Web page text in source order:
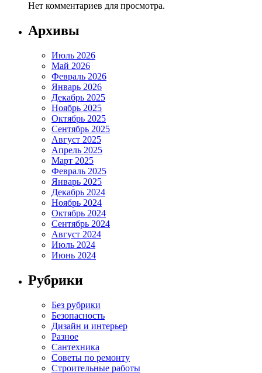
Нет комментариев для просмотра.
Архивы
Июль 2026
Май 2026
Февраль 2026
Январь 2026
Декабрь 2025
Ноябрь 2025
Октябрь 2025
Сентябрь 2025
Август 2025
Апрель 2025
Март 2025
Февраль 2025
Январь 2025
Декабрь 2024
Ноябрь 2024
Октябрь 2024
Сентябрь 2024
Август 2024
Июль 2024
Июнь 2024
Рубрики
Без рубрики
Безопасность
Дизайн и интерьер
Разное
Сантехника
Советы по ремонту
Строительные работы